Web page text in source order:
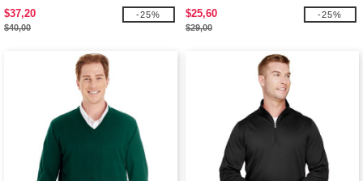
$37,20
$40,00
-25%
$25,60
$29,00
-25%